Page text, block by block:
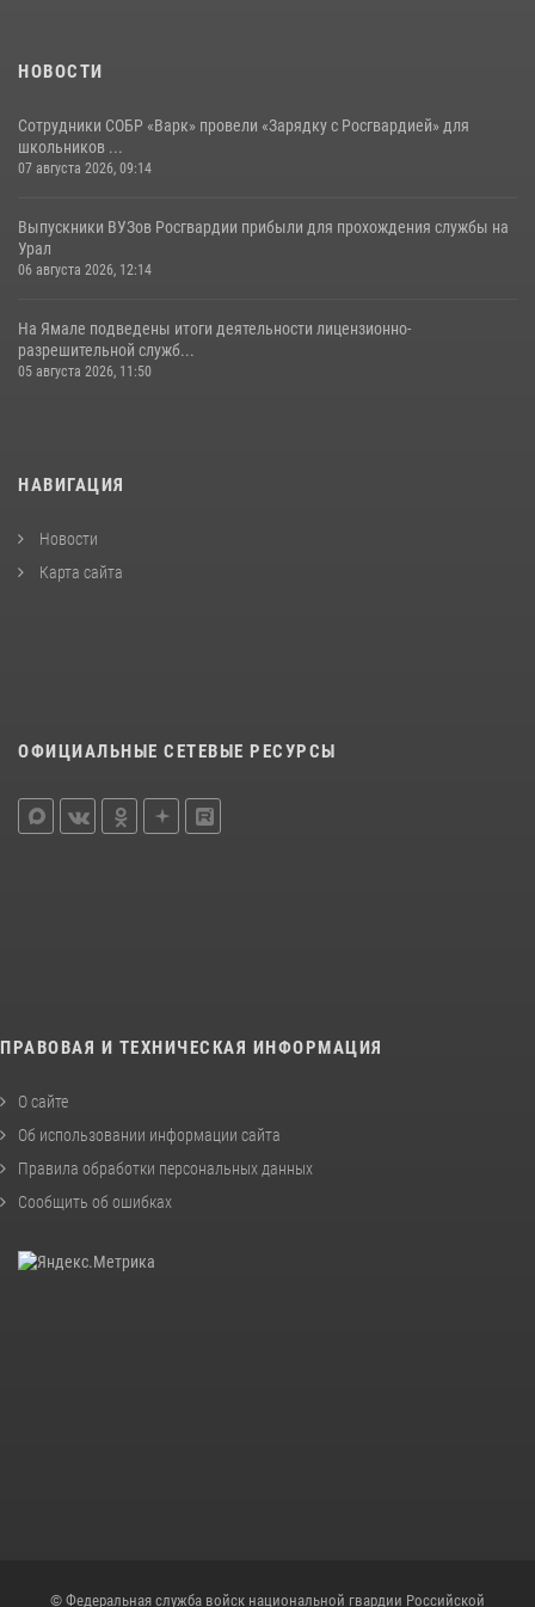
НОВОСТИ
Сотрудники СОБР «Варк» провели «Зарядку с Росгвардией» для
школьников ...
07 августа 2026, 09:14
Выпускники ВУЗов Росгвардии прибыли для прохождения службы на
Урал
06 августа 2026, 12:14
На Ямале подведены итоги деятельности лицензионно-
разрешительной служб...
05 августа 2026, 11:50
НАВИГАЦИЯ
Новости
Карта сайта
ОФИЦИАЛЬНЫЕ СЕТЕВЫЕ РЕСУРСЫ
ПРАВОВАЯ И ТЕХНИЧЕСКАЯ ИНФОРМАЦИЯ
О сайте
Об использовании информации сайта
Правила обработки персональных данных
Сообщить об ошибках
© Федеральная служба войск национальной гвардии Российской